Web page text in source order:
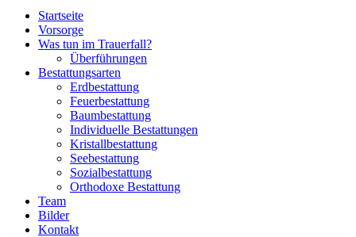
Startseite
Vorsorge
Was tun im Trauerfall?
Überführungen
Bestattungsarten
Erdbestattung
Feuerbestattung
Baumbestattung
Individuelle Bestattungen
Kristallbestattung
Seebestattung
Sozialbestattung
Orthodoxe Bestattung
Team
Bilder
Kontakt